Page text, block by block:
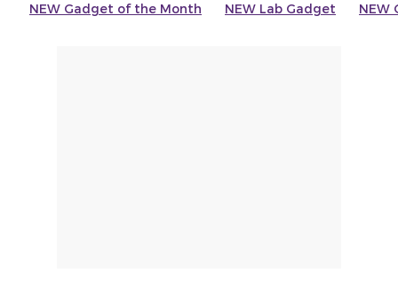
NEW Gadget of the Month NEW Lab Gadget NEW